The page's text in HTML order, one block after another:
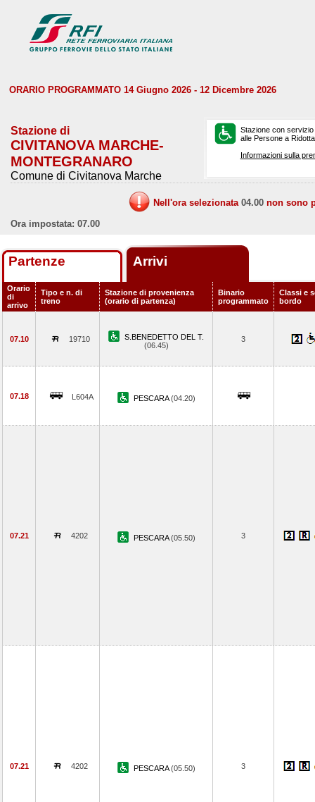
ORARIO PROGRAMMATO 14 Giugno 2026 - 12 Dicembre 2026
Stazione di
CIVITANOVA MARCHE-
MONTEGRANARO
Comune di Civitanova Marche
Stazione con
alle Persone a
Informazioni sulla
Nell'ora selezionata 04.00 non sono
Ora impostata: 07.00
Partenze Arrivi
Orario
di
arrivo
Tipo e n. di
treno
Stazione di provenienza
(orario di partenza)
Binario
programmato
Classi e
bordo
07.10 19710
S.BENEDETTO DEL T.
(06.45)
3
07.18 L604A PESCARA(04.20)
07.21 4202 PESCARA(05.50) 3
07.21 4202 PESCARA(05.50) 3